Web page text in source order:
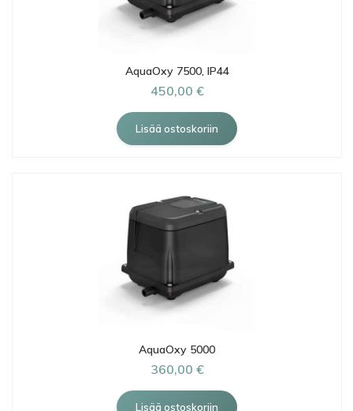
AquaOxy 7500, IP44
450,00 €
AquaOxy 5000
360,00 €